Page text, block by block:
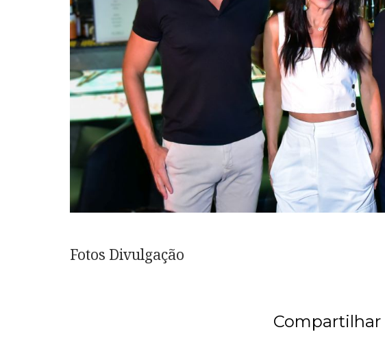
Fotos Divulgação
Compartilhar